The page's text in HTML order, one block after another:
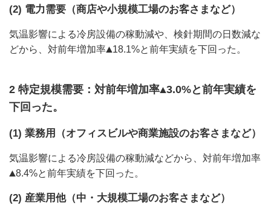
(2) 電力需要（商店や小規模工場のお客さまなど）
気温影響による冷房設備の稼動減や、検針期間の日数減な
どから、対前年増加率
18.1%と前年実績を下回った。
2 特定規模需要：対前年増加率 3.0%と前年実績を
下回った。
(1) 業務用（オフィスビルや商業施設のお客さまなど）
気温影響による冷房設備の稼動減などから、対前年増加率
8.4%と前年実績を下回った。
(2) 産業用他（中・大規模工場のお客さまなど）